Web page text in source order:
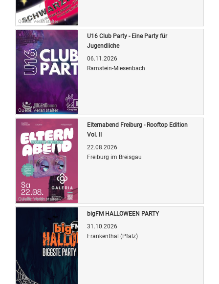
Quelle: Veranstalter
Quelle: Veranstalter
U16 Club Party - Eine Party für
Jugendliche
06.11.2026
Ramstein-Miesenbach
Quelle: Veranstalter
Elternabend Freiburg - Rooftop Edition
Vol. II
22.08.2026
Freiburg im Breisgau
bigFM HALLOWEEN PARTY
31.10.2026
Frankenthal (Pfalz)